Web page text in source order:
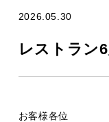
2026.05.30
レストラン
お客様各位